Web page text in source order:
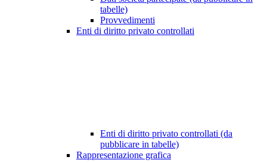
tabelle)
Provvedimenti
Enti di diritto privato controllati
Enti di diritto privato controllati (da
pubblicare in tabelle)
Rappresentazione grafica